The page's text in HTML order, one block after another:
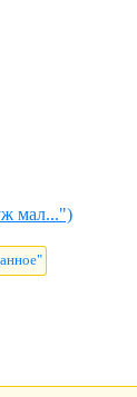
мал...")